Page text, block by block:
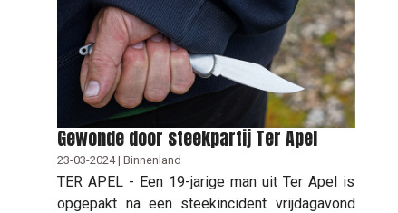
Gewonde door steekpartij Ter Apel
23-03-2024 | Binnenland
TER APEL - Een 19-jarige man uit Ter Apel is
opgepakt na een steekincident vrijdagavond